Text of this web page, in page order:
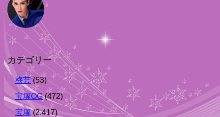
カテゴリー
梅芸(53)
宝塚OG(472)
宝塚(2,417)